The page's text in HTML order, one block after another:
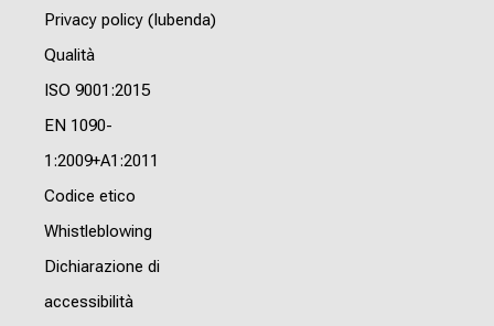
Privacy policy (Iubenda)
Qualità
ISO 9001:2015
EN 1090-
1:2009+A1:2011
Codice etico
Whistleblowing
Dichiarazione di
accessibilità